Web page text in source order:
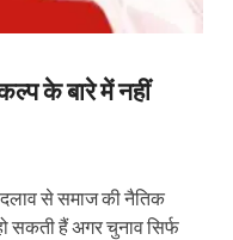
के बारे में नहीं
बदलाव से समाज की नैतिक
सकती हैं अगर चुनाव सिर्फ